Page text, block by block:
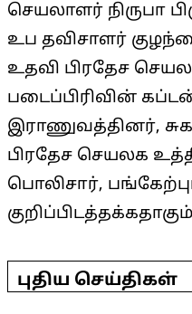
செயலாளர் நிருபா
உப தவிசாளர்
உதவி பிரதேச
படைப்பிரிவின்
இராணுவத்தினர்,
பிரதேச செயலக
பொலிசார்,
06-
26புதிய செய்திகள்